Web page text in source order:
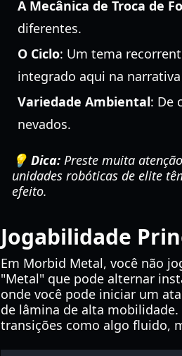
A Mecânica de Troca de
diferentes.
O Ciclo: Um tema
integrado aqui na
Variedade Ambiental: De
nevados.
💡 Dica: Preste muita
unidades robóticas de elite
efeito.
Jogabilidade
Em Morbid Metal, você não
"Metal" que pode alternar
onde você pode iniciar um
de lâmina de alta mobilidade.
transições como algo fluido,